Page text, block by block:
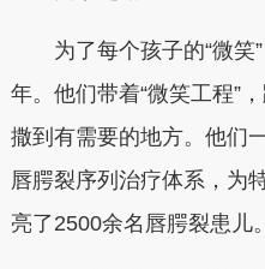
为了每个孩子的“微笑”
年。他们带着“微笑工程”
撒到有需要的地方。他们
唇腭裂序列治疗体系，为
亮了2500余名唇腭裂患儿。